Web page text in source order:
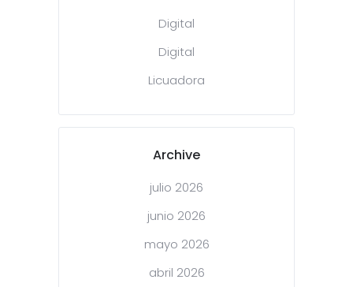
Digital
Digital
Licuadora
Archive
julio 2026
junio 2026
mayo 2026
abril 2026